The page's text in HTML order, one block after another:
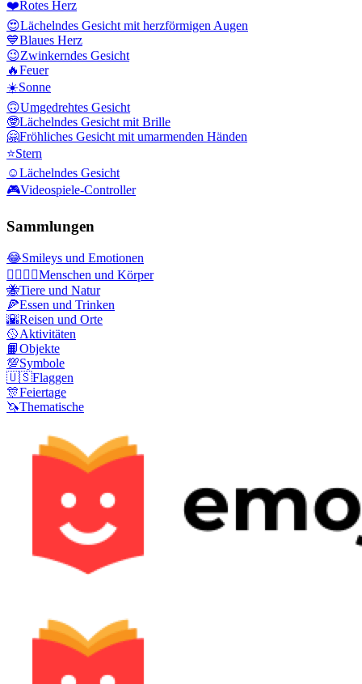
❤️Rotes Herz
😍Lächelndes Gesicht mit herzförmigen Augen
💙Blaues Herz
😉Zwinkerndes Gesicht
🔥Feuer
☀️Sonne
🙃Umgedrehtes Gesicht
🤓Lächelndes Gesicht mit Brille
🤗Fröhliches Gesicht mit umarmenden Händen
⭐Stern
☺️Lächelndes Gesicht
🎮Videospiele-Controller
Sammlungen
😂Smileys und Emotionen
👩‍❤️‍💋‍👨Menschen und Körper
🐝Tiere und Natur
🍕Essen und Trinken
🌇Reisen und Orte
🥎Aktivitäten
📙Objekte
💯Symbole
🇺🇸Flaggen
🎊Feiertage
🦄Thematische